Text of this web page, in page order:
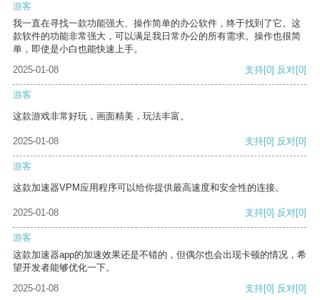
游客
我一直在寻找一款功能强大、操作简单的办公软件，终于找到了它。这
款软件的功能非常强大，可以满足我日常办公的所有需求。操作也很简
单，即使是小白也能快速上手。
2025-01-08
支持[0] 反对[0]
游客
这款游戏非常好玩，画面精美，玩法丰富。
2025-01-08 支持[0] 反对[0]
游客
这款加速器VPM应用程序可以给你提供最高速度和安全性的连接。
2025-01-08 支持[0] 反对[0]
游客
这款加速器app的加速效果还是不错的，但偶尔也会出现卡顿的情况，希
望开发者能够优化一下。
2025-01-08
支持[0] 反对[0]